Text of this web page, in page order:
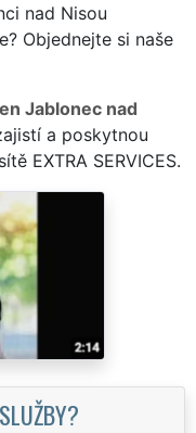
nad Nisou
Objednejte si naše
Jablonec nad
a poskytnou
EXTRA SERVICES.